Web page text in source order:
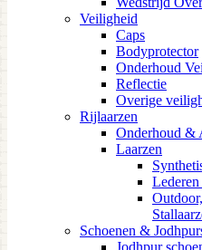
Veiligheid
Caps
Bodyprotector
Onderhoud
Reflectie
Overige
Rijlaarzen
Onderhoud &
Laarzen
Schoenen &